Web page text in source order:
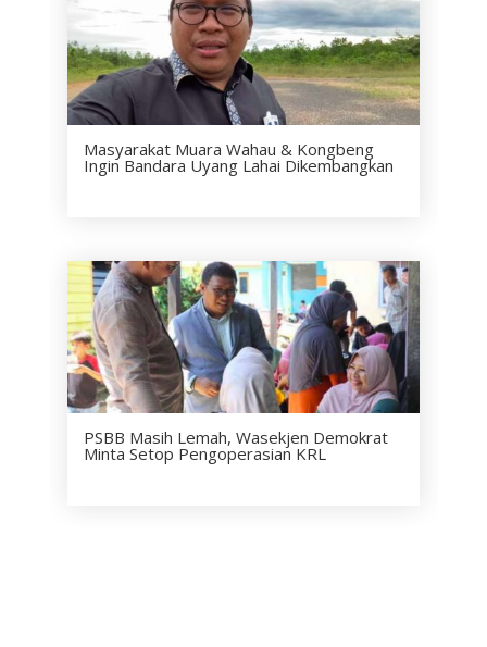
Masyarakat Muara Wahau & Kongbeng
Ingin Bandara Uyang Lahai Dikembangkan
PSBB Masih Lemah, Wasekjen Demokrat
Minta Setop Pengoperasian KRL